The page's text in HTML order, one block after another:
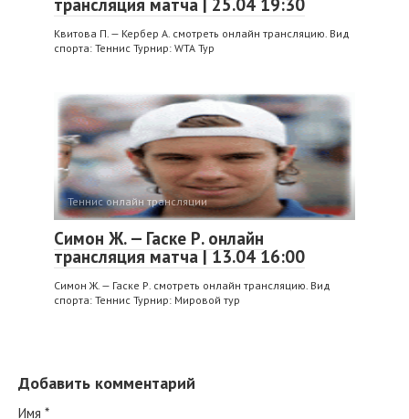
Квитова П. — Кербер А. смотреть онлайн трансляцию. Вид
спорта: Теннис Турнир: WTA Тур
Теннис онлайн трансляции
Симон Ж. — Гаске Р. онлайн
трансляция матча | 13.04 16:00
Симон Ж. — Гаске Р. смотреть онлайн трансляцию. Вид
спорта: Теннис Турнир: Мировой тур
Добавить комментарий
Имя *